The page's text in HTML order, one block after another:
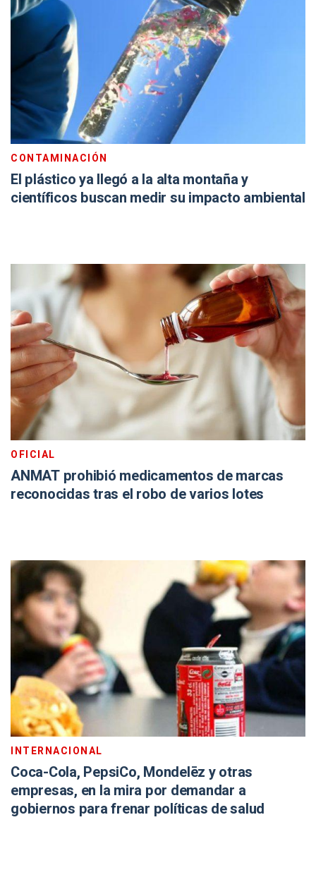
CONTAMINACIÓN
El plástico ya llegó a la alta montaña y
científicos buscan medir su impacto ambiental
OFICIAL
ANMAT prohibió medicamentos de marcas
reconocidas tras el robo de varios lotes
INTERNACIONAL
Coca-Cola, PepsiCo, Mondelēz y otras
empresas, en la mira por demandar a
gobiernos para frenar políticas de salud